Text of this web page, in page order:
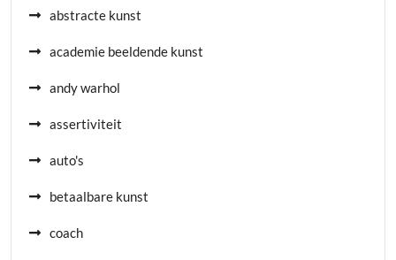
abstracte kunst
academie beeldende kunst
andy warhol
assertiviteit
auto's
betaalbare kunst
coach